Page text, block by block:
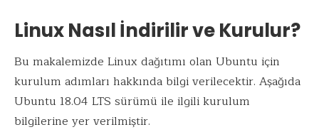
Linux Nasıl İndirilir ve Kurulur?
Bu makalemizde Linux dağıtımı olan Ubuntu için
kurulum adımları hakkında bilgi verilecektir. Aşağıda
Ubuntu 18.04 LTS sürümü ile ilgili kurulum
bilgilerine yer verilmiştir.